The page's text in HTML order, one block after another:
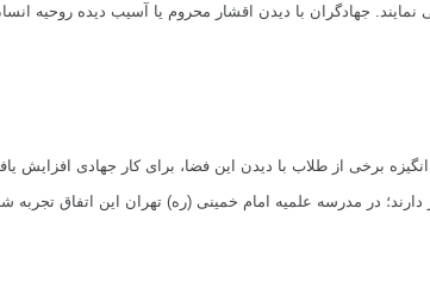
جهادگران با دیدن اقشار محروم یا آسیب دیده روحیه
برخی از طلاب با دیدن این فضا، برای کار جهادی افزایش
در مدرسه علمیه امام خمینی (ره) تهران این اتفاق تجربه